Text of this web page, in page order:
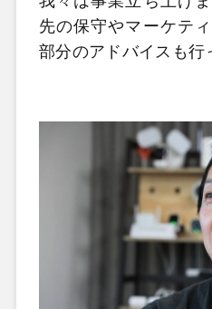
先の保守やマーケテ
部分のアドバイスも行